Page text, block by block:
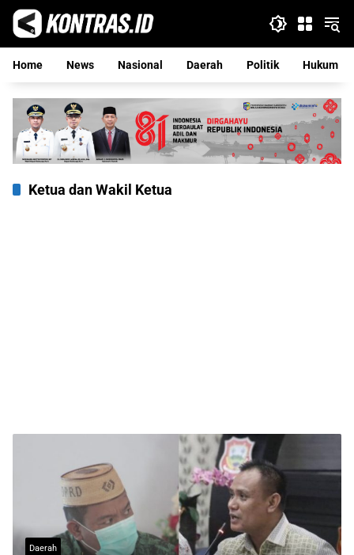
Langsung
konten
Home
News Nasional Daerah Politik Hukum
Ketua dan Wakil Ketua
Daerah